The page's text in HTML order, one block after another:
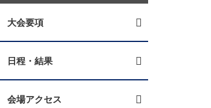
大会要項
日程・結果
会場アクセス